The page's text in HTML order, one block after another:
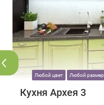
Любой цвет Любой размер
Кухня Архея 3